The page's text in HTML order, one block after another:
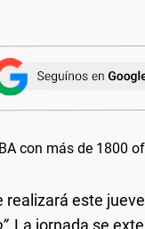
realizará este
. La jornada se